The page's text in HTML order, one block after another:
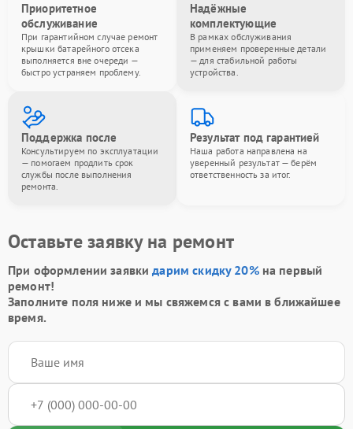
Приоритетное
обслуживание
При гарантийном случае ремонт
крышки батарейного отсека
выполняется вне очереди —
быстро устраняем проблему.
Надёжные
комплектующие
В рамках обслуживания
применяем проверенные детали
— для стабильной работы
устройства.
Поддержка после
Консультируем по эксплуатации
— помогаем продлить срок
службы после выполнения
ремонта.
Результат под гарантией
Наша работа направлена на
уверенный результат — берём
ответственность за итог.
Оставьте заявку на ремонт
При оформлении заявкидарим скидку 20%на первый
ремонт!
Заполните поля ниже и мы свяжемся с вами в ближайшее
время.